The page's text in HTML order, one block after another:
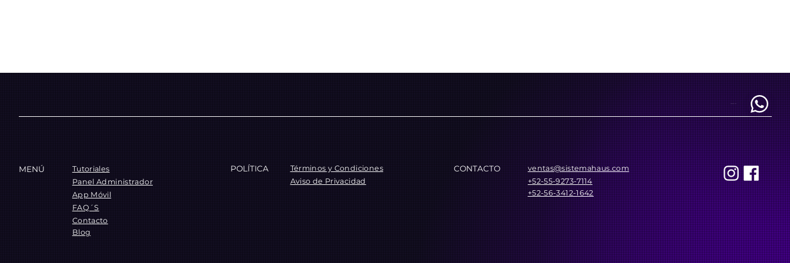
MENÚ
Tutoriales
Panel Administrador
App Móvil
FAQ´S
Contacto
Blog
POLÍTICA
Términos y Condiciones
Aviso de Privacidad
CONTACTO
ventas@sistemahaus.com
+52-55-9273-7114
+52-56-3412-1642